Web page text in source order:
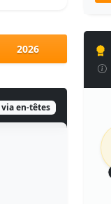
2026
en-têtes